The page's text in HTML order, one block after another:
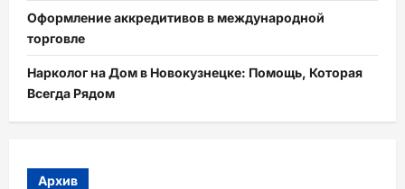
Оформление аккредитивов в международной
торговле
Нарколог на Дом в Новокузнецке: Помощь, Которая
Всегда Рядом
Архив